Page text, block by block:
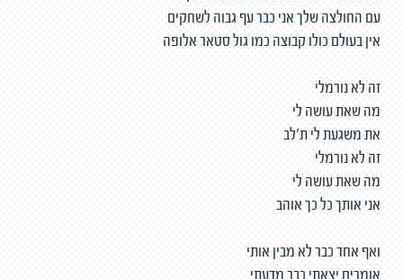
עם החולצה שלך אני כבר עף גבוה לשחקים
אין בעולם כולו קבוצה כמו גול סטאר אלופה
זה לא נורמלי
מה שאת עושה לי
את משגעת לי ת'לב
זה לא נורמלי
מה שאת עושה לי
אני אותך כל כך אוהב
ואף אחד כבר לא מבין אותי